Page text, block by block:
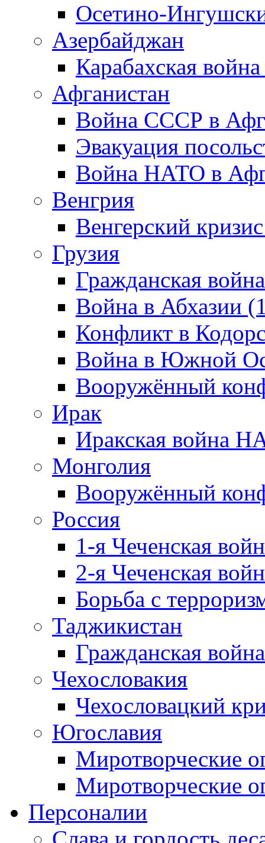
Осетино-
Азербайджан
Карабахская
Афганистан
Война СССР в
Эвакуация
Война НАТО в
Венгрия
Венгерский
Грузия
Гражданская
Война в Абхазии
Конфликт в
Война в Южной
Вооружённый
Ирак
Иракская война
Монголия
Вооружённый
Россия
1-я Чеченская
2-я Чеченская
Борьба с
Таджикистан
Гражданская
Чехословакия
Чехословацкий
Югославия
Миротворческие
Миротворческие
Персоналии